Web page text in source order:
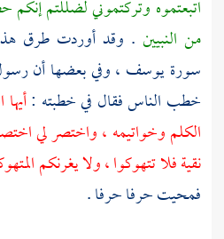
اتبعتموه وتركتموني لضللتم
من النبيين . وقد أوردت طرق
سورةيوسف ، وفي بعضها أن
خطب الناس فقال في خطبته :
الكلم وخواتيمه ، واختصر لي
نقية فلا تتهوكوا ، ولا يغرنكم
فمحيت حرفا حرفا .